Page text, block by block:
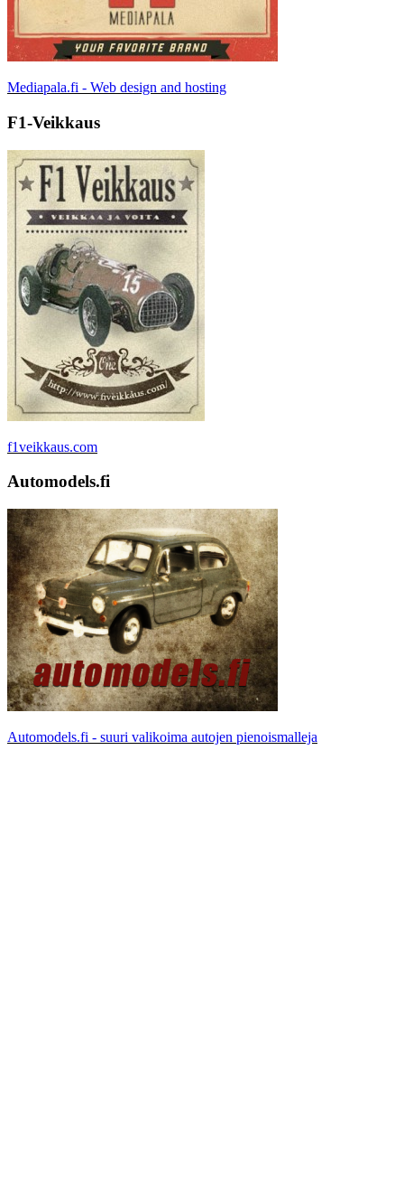
Mediapala.fi - Web design and hosting
F1-Veikkaus
f1veikkaus.com
Automodels.fi
Automodels.fi - suuri valikoima autojen pienoismalleja